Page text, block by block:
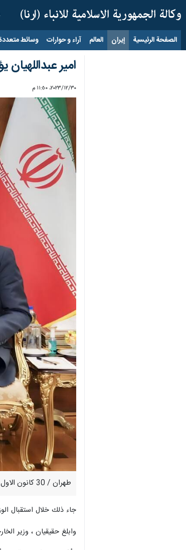
الصفحة الرئيسية إيران العالم آراء و حوارات وسائط
امير
٣٠‏/١٢‏/٢٠٢٣، ١١:٥٠ م
طهران / 30 كانون الاول / ديسمبر/ارنا- اكد وزير الخارجية الايراني حسين امير عبداللهيان ، اهمية ومكانة طاجيكستان في السياسة الخارجية للجمهورية الاسلامية الايرانية.
جاء ذلك خلال استقبال
وابلغ حقيقيان ، وزير الخارجية بنتائج المعرض الإيراني